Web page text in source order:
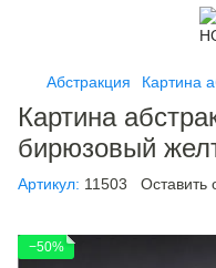
Абстракция Картина
Картина
бирюзовый
Артикул: 11503 Оставить
−50%